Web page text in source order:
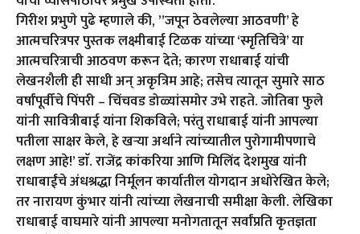
गिरीश प्रभुणे पुढे म्हणाले की, ”जपून ठेवलेल्या आठवणी’ हे
आत्मचरित्रपर पुस्तक लक्ष्मीबाई टिळक यांच्या ‘स्मृतिचित्रे’ या
आत्मचरित्राची आठवण करून देते; कारण राधाबाई यांची
लेखनशैली ही साधी अन् अकृत्रिम आहे; तसेच त्यातून सुमारे साठ
वर्षांपूर्वीचे पिंपरी – चिंचवड डोळ्यांसमोर उभे राहते. जोतिबा फुले
यांनी सावित्रीबाई यांना शिकविले; परंतु राधाबाई यांनी आपल्या
पतीला साक्षर केले, हे खऱ्या अर्थाने त्यांच्यातील पुरोगामीपणाचे
लक्षण आहे!’ डाॅ. राजेंद्र कांकरिया आणि मिलिंद देशमुख यांनी
राधाबाईंचे अंधश्रद्धा निर्मूलन कार्यातील योगदान अधोरेखित केले;
तर नारायण कुंभार यांनी त्यांच्या लेखनाची समीक्षा केली. लेखिका
राधाबाई वाघमारे यांनी आपल्या मनोगतातून सर्वांप्रति कृतज्ञता